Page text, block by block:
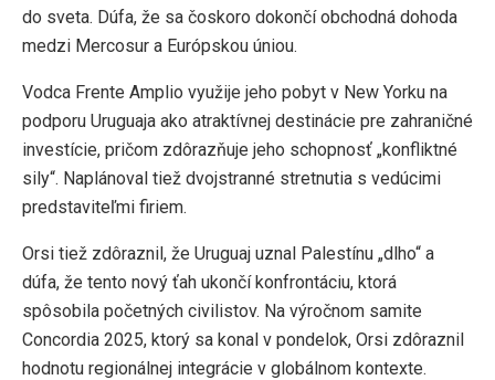
do sveta. Dúfa, že sa čoskoro dokončí obchodná dohoda
medzi Mercosur a Európskou úniou.
Vodca Frente Amplio využije jeho pobyt v New Yorku na
podporu Uruguaja ako atraktívnej destinácie pre zahraničné
investície, pričom zdôrazňuje jeho schopnosť „konfliktné
sily“. Naplánoval tiež dvojstranné stretnutia s vedúcimi
predstaviteľmi firiem.
Orsi tiež zdôraznil, že Uruguaj uznal Palestínu „dlho“ a
dúfa, že tento nový ťah ukončí konfrontáciu, ktorá
spôsobila početných civilistov. Na výročnom samite
Concordia 2025, ktorý sa konal v pondelok, Orsi zdôraznil
hodnotu regionálnej integrácie v globálnom kontexte.